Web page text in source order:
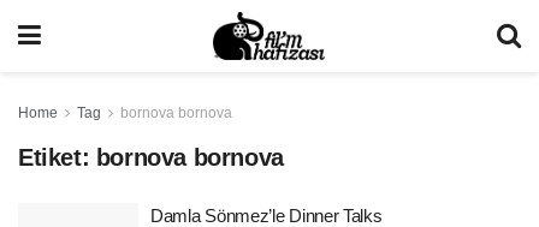
Home Tag bornova bornova
Etiket: bornova bornova
Damla Sönmez’le Dinner Talks